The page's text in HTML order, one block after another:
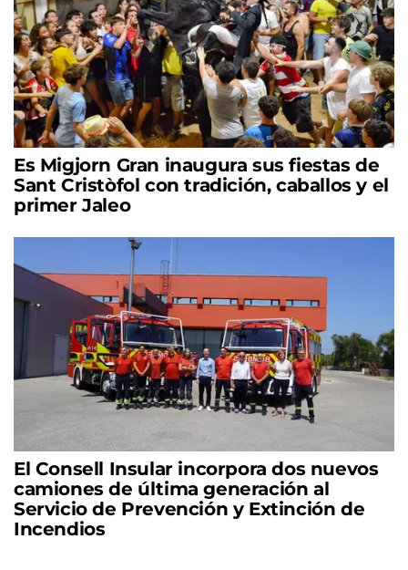
Es Migjorn Gran inaugura sus fiestas de
Sant Cristòfol con tradición, caballos y el
primer Jaleo
El Consell Insular incorpora dos nuevos
camiones de última generación al
Servicio de Prevención y Extinción de
Incendios